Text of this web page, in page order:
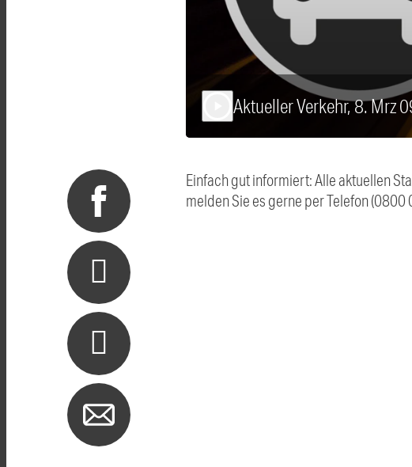
Aktueller Verkehr, 8. Mrz
Einfach gut informiert: Alle aktuellen
melden Sie es gerne per Telefon